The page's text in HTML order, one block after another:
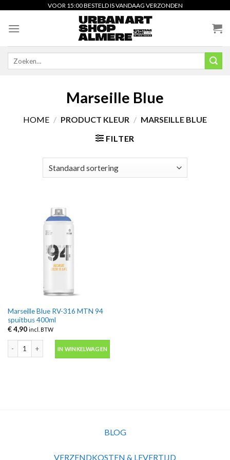
content
VOOR 15:00 BESTELD IS VANDAAG VERZONDEN
Marseille Blue
HOME / PRODUCT KLEUR / MARSEILLE BLUE
FILTER
Marseille Blue RV-316 MTN 94
spuitbus 400ml
€4,90 incl. BTW
Marseille Blue RV-316 MTN 94 spuitbus 400ml aantal
IN WINKELWAGEN
BLOG
VERZENDKOSTEN & LEVERTIJD